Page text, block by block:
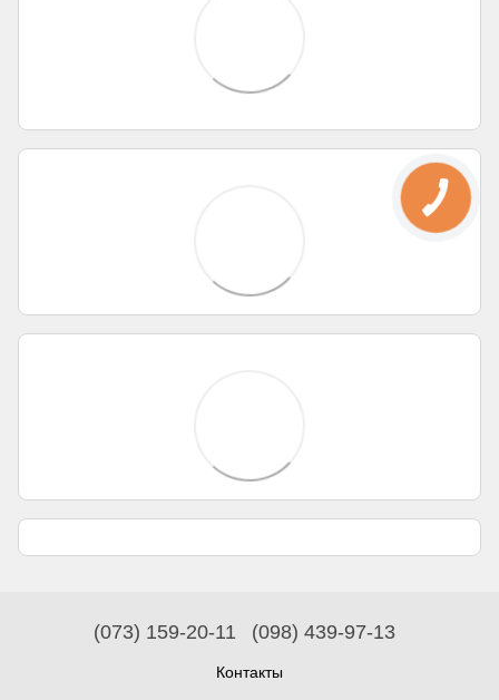
(073) 159-20-11 (098) 439-97-13
Контакты